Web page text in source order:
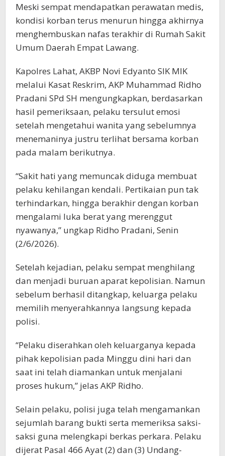
Meski sempat mendapatkan perawatan medis,
kondisi korban terus menurun hingga akhirnya
menghembuskan nafas terakhir di Rumah Sakit
Umum Daerah Empat Lawang.
Kapolres Lahat, AKBP Novi Edyanto SIK MIK
melalui Kasat Reskrim, AKP Muhammad Ridho
Pradani SPd SH mengungkapkan, berdasarkan
hasil pemeriksaan, pelaku tersulut emosi
setelah mengetahui wanita yang sebelumnya
menemaninya justru terlihat bersama korban
pada malam berikutnya.
“Sakit hati yang memuncak diduga membuat
pelaku kehilangan kendali. Pertikaian pun tak
terhindarkan, hingga berakhir dengan korban
mengalami luka berat yang merenggut
nyawanya,” ungkap Ridho Pradani, Senin
(2/6/2026).
Setelah kejadian, pelaku sempat menghilang
dan menjadi buruan aparat kepolisian. Namun
sebelum berhasil ditangkap, keluarga pelaku
memilih menyerahkannya langsung kepada
polisi.
“Pelaku diserahkan oleh keluarganya kepada
pihak kepolisian pada Minggu dini hari dan
saat ini telah diamankan untuk menjalani
proses hukum,” jelas AKP Ridho.
Selain pelaku, polisi juga telah mengamankan
sejumlah barang bukti serta memeriksa saksi-
saksi guna melengkapi berkas perkara. Pelaku
dijerat Pasal 466 Ayat (2) dan (3) Undang-